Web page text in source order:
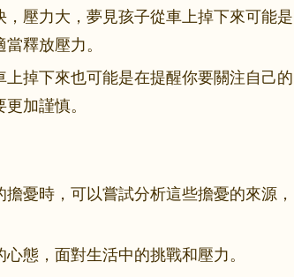
，壓力大，夢見孩子從車上掉下來可能是
釋放壓力。
上掉下來也可能是在提醒你要關注自己的
加謹慎。
擔憂時，可以嘗試分析這些擔憂的來源，
態，面對生活中的挑戰和壓力。